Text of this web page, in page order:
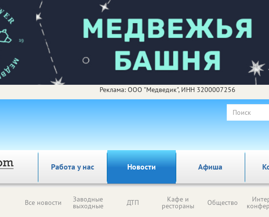
Реклама: ООО "Медведик", ИНН 3200007256
Работа у нас Новости Афиша
Все новости Заводные
выходные ДТП Кафе и
рестораны Общество